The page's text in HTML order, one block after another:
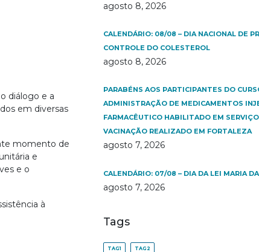
diálogo e a
em diversas
momento de
e
e o
à
agosto 8, 2026
CALENDÁRIO: 08/08 – DIA NACIONAL DE
CONTROLE DO COLESTEROL
agosto 8, 2026
PARABÉNS AOS PARTICIPANTES DO
ADMINISTRAÇÃO DE MEDICAMENTOS
FARMACÊUTICO HABILITADO EM
VACINAÇÃO REALIZADO EM FORTALEZA
agosto 7, 2026
CALENDÁRIO: 07/08 – DIA DA LEI MARIA
agosto 7, 2026
Tags
TAG1 TAG2